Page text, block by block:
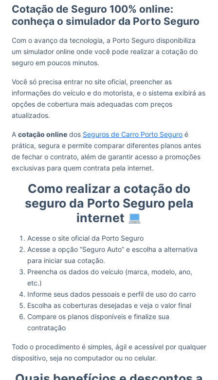
Cotação de Seguro 100% online:
conheça o simulador da Porto Seguro
Com o avanço da tecnologia, a Porto Seguro disponibiliza
um simulador online onde você pode realizar a cotação do
seguro em poucos minutos.
Você só precisa entrar no site oficial, preencher as
informações do veículo e do motorista, e o sistema exibirá as
opções de cobertura mais adequadas com preços
atualizados.
A cotação online dos Seguros de Carro Porto Seguro é
prática, segura e permite comparar diferentes planos antes
de fechar o contrato, além de garantir acesso a promoções
exclusivas para quem contrata pela internet.
Como realizar a cotação do
seguro da Porto Seguro pela
internet
Acesse o site oficial da Porto Seguro
Acesse a opção “Seguro Auto” e escolha a alternativa
para iniciar sua cotação.
Preencha os dados do veículo (marca, modelo, ano,
etc.)
Informe seus dados pessoais e perfil de uso do carro
Escolha as coberturas desejadas e veja o valor final
Compare os planos disponíveis e finalize sua
contratação
Todo o procedimento é simples, ágil e acessível por qualquer
dispositivo, seja no computador ou no celular.